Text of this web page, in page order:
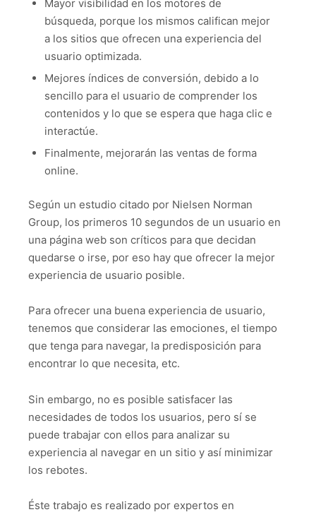
Mayor visibilidad en los motores de
búsqueda, porque los mismos califican mejor
a los sitios que ofrecen una experiencia del
usuario optimizada.
Mejores índices de conversión, debido a lo
sencillo para el usuario de comprender los
contenidos y lo que se espera que haga clic e
interactúe.
Finalmente, mejorarán las ventas de forma
online.
Según un estudio citado por Nielsen Norman
Group, los primeros 10 segundos de un usuario en
una página web son críticos para que decidan
quedarse o irse, por eso hay que ofrecer la mejor
experiencia de usuario posible.
Para ofrecer una buena experiencia de usuario,
tenemos que considerar las emociones, el tiempo
que tenga para navegar, la predisposición para
encontrar lo que necesita, etc.
Sin embargo, no es posible satisfacer las
necesidades de todos los usuarios, pero sí se
puede trabajar con ellos para analizar su
experiencia al navegar en un sitio y así minimizar
los rebotes.
Éste trabajo es realizado por expertos en